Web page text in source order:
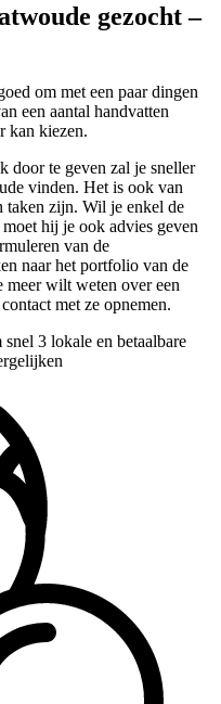
gezocht –
om met een paar dingen
een aantal handvatten
kan kiezen.
door te geven zal je sneller
vinden. Het is ook van
taken zijn. Wil je enkel de
hij je ook advies geven
van de
naar het portfolio van de
wilt weten over een
met ze opnemen.
snel 3 lokale en betaalbare